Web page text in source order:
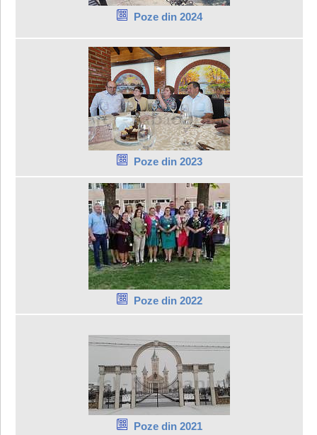
Poze din 2024
Poze din 2023
Poze din 2022
Poze din 2021